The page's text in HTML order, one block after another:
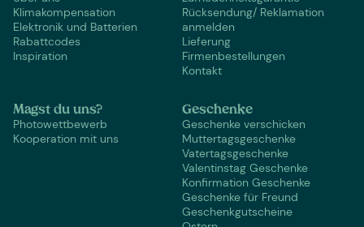
Klimakompensation
Elektronik und Batterien
Rabattcodes
Inspiration
Rücksendung/ Reklamation
anmelden
Lieferung
Firmenbestellungen
Kontakt
Magst du uns?
Photowettbewerb
Kooperation mit uns
Geschenke
Geschenke verschicken
Muttertagsgeschenke
Vatertagsgeschenke
Valentinstag Geschenke
Konfirmation Geschenke
Geschenke für Freund
Geschenkgutscheine